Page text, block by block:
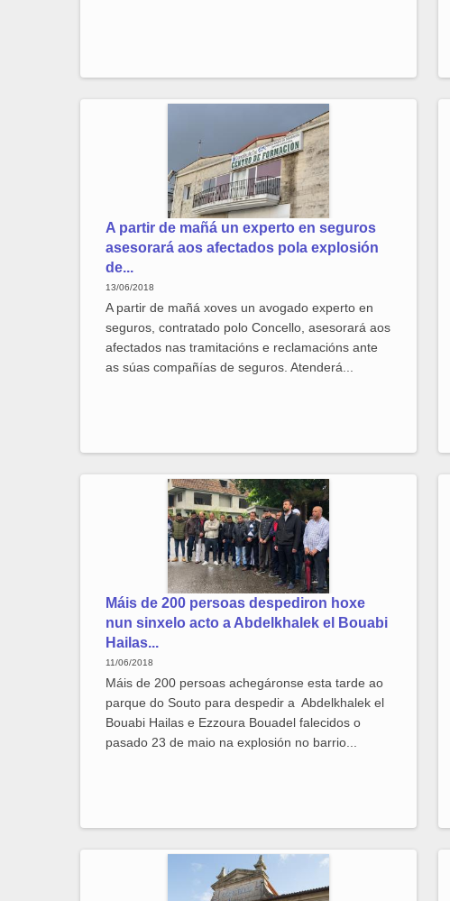
A partir de mañá un experto en seguros
asesorará aos afectados pola explosión
de...
13/06/2018
A partir de mañá xoves un avogado experto en
seguros, contratado polo Concello, asesorará aos
afectados nas tramitacións e reclamacións ante
as súas compañías de seguros. Atenderá...
Máis de 200 persoas despediron hoxe
nun sinxelo acto a Abdelkhalek el Bouabi
Hailas...
11/06/2018
Máis de 200 persoas achegáronse esta tarde ao
parque do Souto para despedir a Abdelkhalek el
Bouabi Hailas e Ezzoura Bouadel falecidos o
pasado 23 de maio na explosión no barrio...